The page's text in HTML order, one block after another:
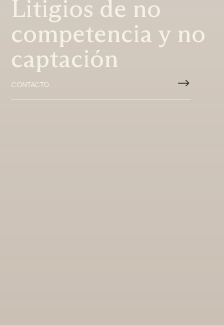
Litigios de no
competencia y no
captación
CONTACTO $